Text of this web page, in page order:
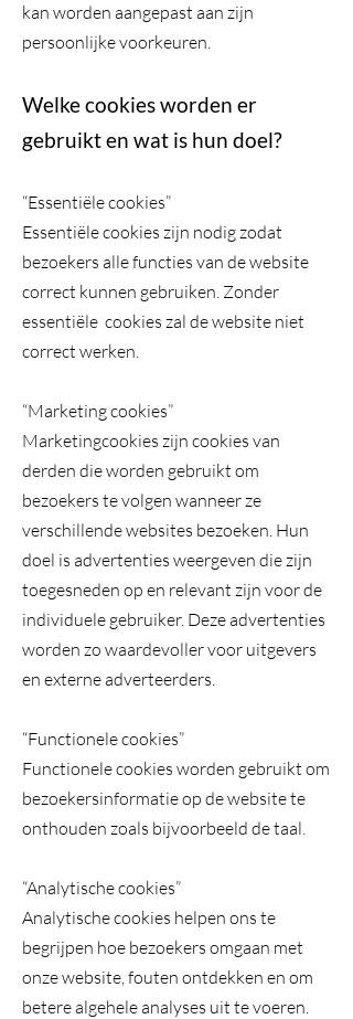
kan worden aangepast aan zijn
persoonlijke voorkeuren.
Welke cookies worden er
gebruikt en wat is hun doel?
“Essentiële cookies”
Essentiële cookies zijn nodig zodat
bezoekers alle functies van de website
correct kunnen gebruiken. Zonder
essentiële cookies zal de website niet
correct werken.
“Marketing cookies”
Marketingcookies zijn cookies van
derden die worden gebruikt om
bezoekers te volgen wanneer ze
verschillende websites bezoeken. Hun
doel is advertenties weergeven die zijn
toegesneden op en relevant zijn voor de
individuele gebruiker. Deze advertenties
worden zo waardevoller voor uitgevers
en externe adverteerders.
“Functionele cookies”
Functionele cookies worden gebruikt om
bezoekersinformatie op de website te
onthouden zoals bijvoorbeeld de taal.
“Analytische cookies”
Analytische cookies helpen ons te
begrijpen hoe bezoekers omgaan met
onze website, fouten ontdekken en om
betere algehele analyses uit te voeren.